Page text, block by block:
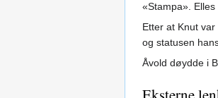
«Stampa».
Etter at Knut
og statusen
Åvold døydde i